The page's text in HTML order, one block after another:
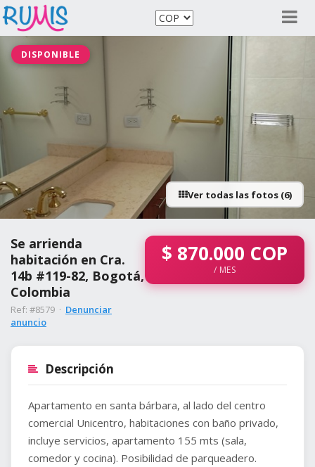
DISPONIBLE
Ver todas las fotos (6)
Se arrienda
habitación en Cra.
14b #119-82, Bogotá,
Colombia
Ref: #8579 · Denunciar
anuncio
$ 870.000 COP
/ MES
Descripción
Apartamento en santa bárbara, al lado del centro
comercial Unicentro, habitaciones con baño privado,
incluye servicios, apartamento 155 mts (sala,
comedor y cocina). Posibilidad de parqueadero.